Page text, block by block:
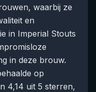
waarbij ze
en
in Imperial Stouts
in deze brouw.
op
4,14 uit 5 sterren,